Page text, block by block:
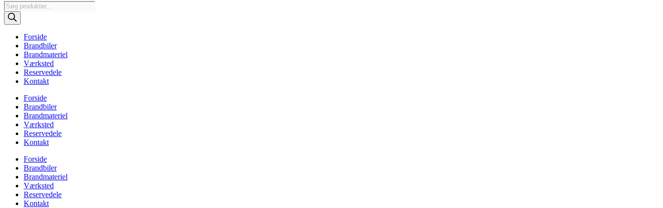
Products
search
Forside
Brandbiler
Brandmateriel
Værksted
Reservedele
Kontakt
Forside
Brandbiler
Brandmateriel
Værksted
Reservedele
Kontakt
Forside
Brandbiler
Brandmateriel
Værksted
Reservedele
Kontakt